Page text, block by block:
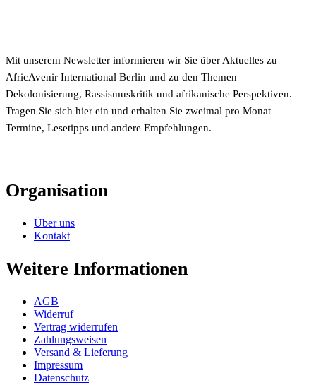
Mit unserem Newsletter informieren wir Sie über Aktuelles zu
AfricAvenir International Berlin und zu den Themen
Dekolonisierung, Rassismuskritik und afrikanische Perspektiven.
Tragen Sie sich hier ein und erhalten Sie zweimal pro Monat
Termine, Lesetipps und andere Empfehlungen.
Organisation
Über uns
Kontakt
Weitere Informationen
AGB
Widerruf
Vertrag widerrufen
Zahlungsweisen
Versand & Lieferung
Impressum
Datenschutz